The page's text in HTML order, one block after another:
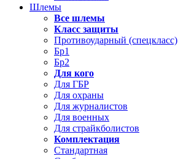
Шлемы
Все шлемы
Класс защиты
Противоударный (спецкласс)
Бр1
Бр2
Для кого
Для ГБР
Для охраны
Для журналистов
Для военных
Для страйкболистов
Комплектация
Стандартная